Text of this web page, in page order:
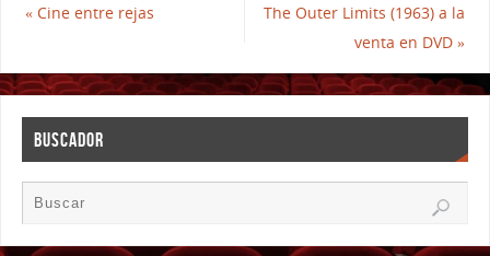
«Cine entre rejas
The Outer Limits (1963) a la
venta en DVD»
BUSCADOR